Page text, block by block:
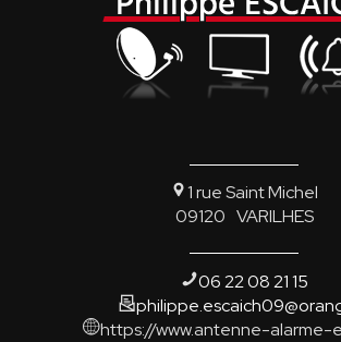
1 rue Saint Michel
09120 VARILHES
06 22 08 21 15
https://www.antenne-alarme-